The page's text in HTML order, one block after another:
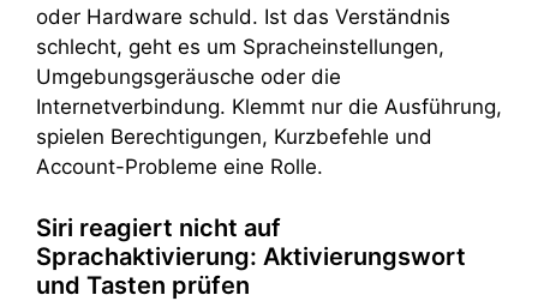
oder Hardware schuld. Ist das Verständnis
schlecht, geht es um Spracheinstellungen,
Umgebungsgeräusche oder die
Internetverbindung. Klemmt nur die Ausführung,
spielen Berechtigungen, Kurzbefehle und
Account-Probleme eine Rolle.
Siri reagiert nicht auf
Sprachaktivierung: Aktivierungswort
und Tasten prüfen